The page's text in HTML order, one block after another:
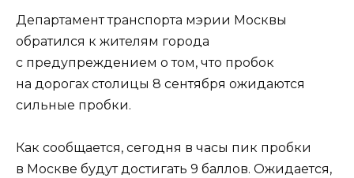
Департамент транспорта мэрии Москвы
обратился к жителям города
с предупреждением о том, что пробок
на дорогах столицы 8 сентября ожидаются
сильные пробки.
Как сообщается, сегодня в часы пик пробки
в Москве будут достигать 9 баллов. Ожидается,